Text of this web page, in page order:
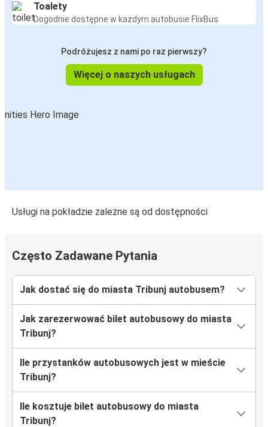
Toalety
Dogodnie dostępne w każdym autobusie FlixBus
Podróżujesz z nami po raz pierwszy?
Więcej o naszych usługach
Usługi na pokładzie zależne są od dostępności
Często Zadawane Pytania
Jak dostać się do miasta Tribunj autobusem?
Jak zarezerwować bilet autobusowy do miasta
Tribunj?
Ile przystanków autobusowych jest w mieście
Tribunj?
Ile kosztuje bilet autobusowy do miasta
Tribunj?